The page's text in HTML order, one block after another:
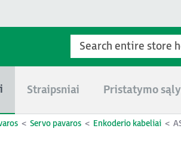
Straipsniai Pristatymo
Servo pavaros Enkoderio kabeliai